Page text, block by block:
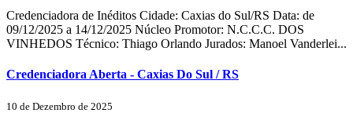
Credenciadora de Inéditos Cidade: Caxias do Sul/RS Data: de
09/12/2025 a 14/12/2025 Núcleo Promotor: N.C.C.C. DOS
VINHEDOS Técnico: Thiago Orlando Jurados: Manoel Vanderlei...
Credenciadora Aberta - Caxias Do Sul / RS
10 de Dezembro de 2025